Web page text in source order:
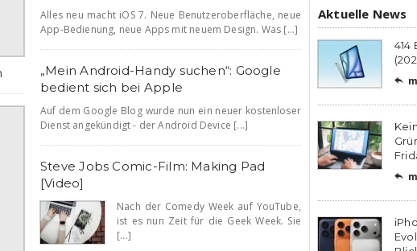
Alles neu macht iOS 7. Neue Benutzeroberfläche, neue
App-Bedienung, neue Apps mit neuem Design. Was [...]
„Mein Android-Handy suchen“: Google
bedient sich bei Apple
Auf dem Google Blog wurde nun ein neuer kostenloser
Dienst angekündigt - der Android Device [...]
Steve Jobs Comic-Film: Making Pad
[Video]
Nach der Comedy Week auf YouTube,
ist es nun Zeit für die Geek Week. Sie
[...]
Aktuelle News
414

